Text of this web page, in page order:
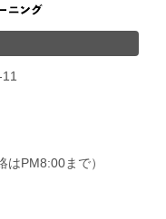
PM8:00まで）